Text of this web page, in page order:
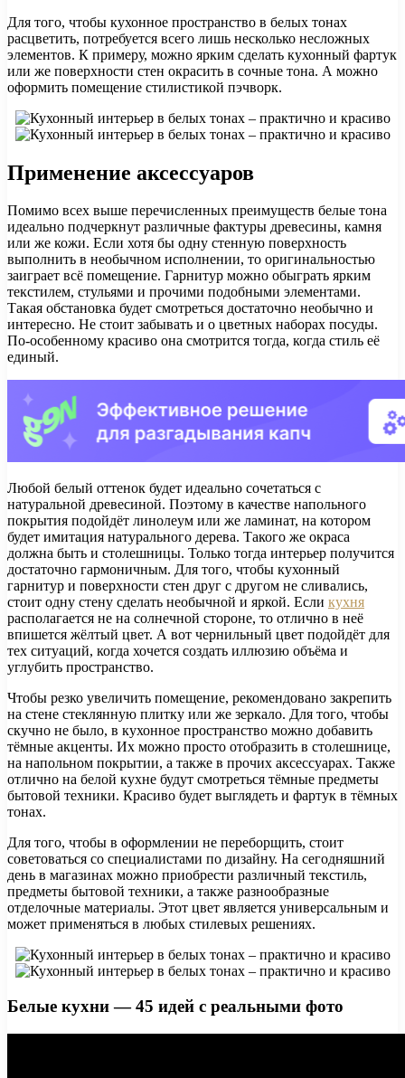
Для того, чтобы кухонное пространство в белых тонах
расцветить, потребуется всего лишь несколько несложных
элементов. К примеру, можно ярким сделать кухонный фартук
или же поверхности стен окрасить в сочные тона. А можно
оформить помещение стилистикой пэчворк.
Применение аксессуаров
Помимо всех выше перечисленных преимуществ белые тона
идеально подчеркнут различные фактуры древесины, камня
или же кожи. Если хотя бы одну стенную поверхность
выполнить в необычном исполнении, то оригинальностью
заиграет всё помещение. Гарнитур можно обыграть ярким
текстилем, стульями и прочими подобными элементами.
Такая обстановка будет смотреться достаточно необычно и
интересно. Не стоит забывать и о цветных наборах посуды.
По-особенному красиво она смотрится тогда, когда стиль её
единый.
Любой белый оттенок будет идеально сочетаться с
натуральной древесиной. Поэтому в качестве напольного
покрытия подойдёт линолеум или же ламинат, на котором
будет имитация натурального дерева. Такого же окраса
должна быть и столешницы. Только тогда интерьер получится
достаточно гармоничным. Для того, чтобы кухонный
гарнитур и поверхности стен друг с другом не сливались,
стоит одну стену сделать необычной и яркой. Если кухня
располагается не на солнечной стороне, то отлично в неё
впишется жёлтый цвет. А вот чернильный цвет подойдёт для
тех ситуаций, когда хочется создать иллюзию объёма и
углубить пространство.
Чтобы резко увеличить помещение, рекомендовано закрепить
на стене стеклянную плитку или же зеркало. Для того, чтобы
скучно не было, в кухонное пространство можно добавить
тёмные акценты. Их можно просто отобразить в столешнице,
на напольном покрытии, а также в прочих аксессуарах. Также
отлично на белой кухне будут смотреться тёмные предметы
бытовой техники. Красиво будет выглядеть и фартук в тёмных
тонах.
Для того, чтобы в оформлении не переборщить, стоит
советоваться со специалистами по дизайну. На сегодняшний
день в магазинах можно приобрести различный текстиль,
предметы бытовой техники, а также разнообразные
отделочные материалы. Этот цвет является универсальным и
может применяться в любых стилевых решениях.
Белые кухни — 45 идей с реальными фото